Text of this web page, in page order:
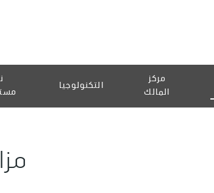
مركز
المالك
التكنولوجيا